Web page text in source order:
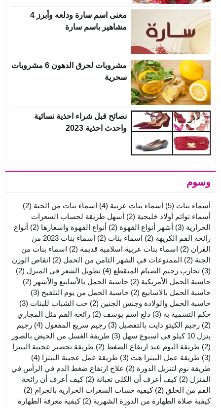
معنى اسم سارة ودلعه وأبرز 4
مشاهير باسم سارة
مشروبات لحرق الدهون 6 مشروبات
سحرية
نصائح قبل شراء احذية نسائية
واحدث احذية 2023
وسوم
أسماء بنات (5) أسماء بنات عربية (4) أسماء بنات من الجنة (2)
أسماء توائم أولاد خليجية (2)
أسهل طريقة لحساب السعرات
الحرارية (3) أشهر أنواع القهوة (2) أنواع القهوة واسعارها (2)
أنواع
رائحة الفم الكريهة (2) اسماء بنات (2)
اسماء بنات 2023 من
القران (2) اسماء بنات عربية اسلامية قديمة (2)
اسماء بنات من
الجنة (2) الممنوعات في الشهر الثامن من الحمل (2)
انقاص الوزن
(3)
تجارب رجيم الصيام المتقطع (4) تطويل الشعر في المنزل (2)
حاسبة الحمل الأمريكية (2) حاسبة الحمل بالأسابيع والأشهر (2)
حاسبة الحمل بالاسابيع (2) حاسبة الحمل من يوم التلقيح (3)
حاسبة الحمل والولادة وجنس الجنين (2) حب الشباب للبنات (3)
حكم التسمية به (3) دلع اسم يوسف (2)
رائحة الفم مثل المجاري
(2)
رجيم الكيتو دايت بالتفصيل (3) رجيم سريع المفعول (4)
رجيم
ينزل 10 كيلو في اسبوع سهل
(3)
طريقة الغسل من الحيض بالصور
(2)
طريقة النوم عند ارتفاع الضغط (2)
طريقة تحضير عجينة البيتزا
(3)
طريقة عمل البيتزا هت (3) طريقة عمل عجينة البيتزا (4)
طريقة نوم لتنزيل الدورة (2)
علاج ارتفاع ضغط الدم في الرأس في
المنزل (2) كيف أعرف أن الكلى تعبانه (2)
كيف أعرف أن رائحة
الفم من الحلق (2) كيفية حساب السعرات الحرارية بالجرام (2)
كيفية صلاة الطهارة من الدورة الشهرية (2)
كيفية معرفة الطهارة